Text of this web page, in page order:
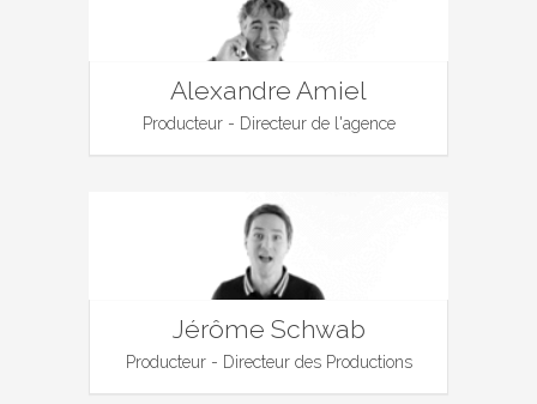
Alexandre Amiel
Producteur - Directeur de l'agence
Jérôme Schwab
Producteur - Directeur des Productions